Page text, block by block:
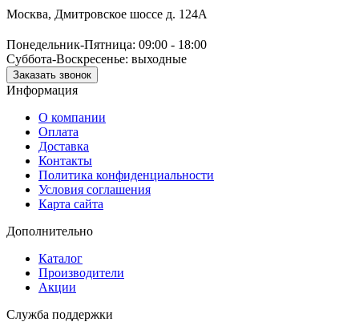
Москва, Дмитровское шоссе д. 124А
Понедельник-Пятница: 09:00 - 18:00
Суббота-Воскресенье: выходные
Заказать звонок
Информация
О компании
Оплата
Доставка
Контакты
Политика конфиденциальности
Условия соглашения
Карта сайта
Дополнительно
Каталог
Производители
Акции
Служба поддержки